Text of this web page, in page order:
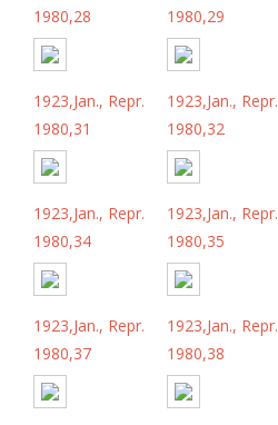
1980,28
1980,29
1923,Jan., Repr.
1980,31
1923,Jan., Repr.
1980,32
1923,Jan., Repr.
1980,34
1923,Jan., Repr.
1980,35
1923,Jan., Repr.
1980,37
1923,Jan., Repr.
1980,38